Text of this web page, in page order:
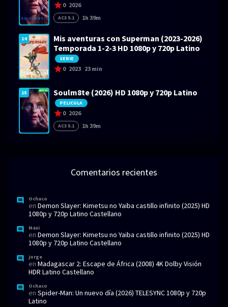
0 2026
AC3 5.1 1h 39m
14
Mis aventuras con Superman (2023-2026)
Temporada 1-2-3 HD 1080p y 720p Latino
SERIE
0 2023 23 min
15 Soulm8te (2026) HD 1080p y 720p Latino
PELICULA
0 2026
AC3 5.1 1h 39m
Comentarios recientes
Ochaco
en Demon Slayer: Kimetsu no Yaiba castillo infinito (2025) HD
1080p y 720p Latino Castellano
Maxi
en Demon Slayer: Kimetsu no Yaiba castillo infinito (2025) HD
1080p y 720p Latino Castellano
jorge
en Madagascar 2: Escape de África (2008) 4K Dolby Visión
HDR Latino Castellano
Ochaco
en Spider-Man: Un nuevo día (2026) TELESYNC 1080p y 720p
Latino